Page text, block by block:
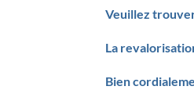
Veuillez trouver
La
Bien